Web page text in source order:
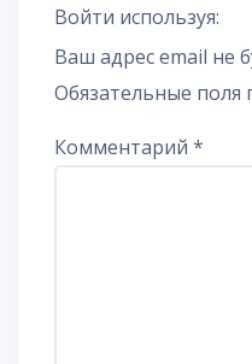
Войти используя:
Ваш адрес email не
Обязательные поля
Комментарий *